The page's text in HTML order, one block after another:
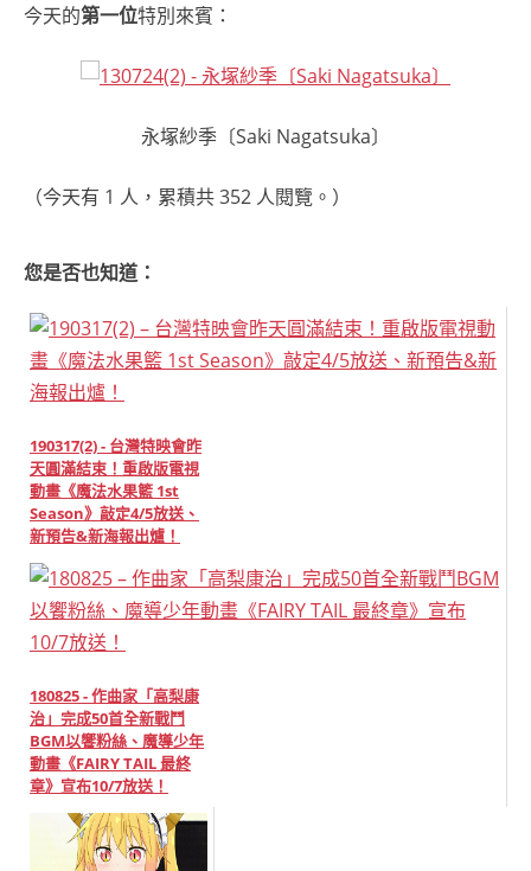
今天的第一位特別來賓：
永塚紗季〔Saki Nagatsuka〕
（今天有 1 人，累積共 352 人閱覽。）
您是否也知道：
190317(2) - 台灣特映會昨
天圓滿結束！重啟版電視
動畫《魔法水果籃 1st
Season》敲定4/5放送、
新預告&新海報出爐！
180825 - 作曲家「高梨康
治」完成50首全新戰鬥
BGM以饗粉絲、魔導少年
動畫《FAIRY TAIL 最終
章》宣布10/7放送！